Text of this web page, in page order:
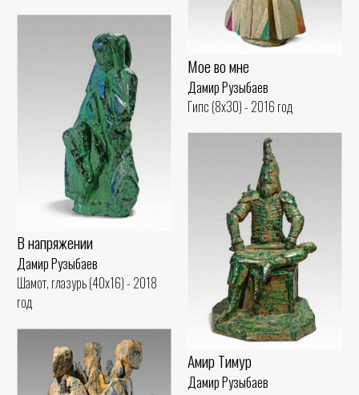
Мое во мне
Дамир Рузыбаев
Гипс (8x30) - 2016 год
В напряжении
Дамир Рузыбаев
Шамот, глазурь (40x16) - 2018
год
Амир Тимур
Дамир Рузыбаев